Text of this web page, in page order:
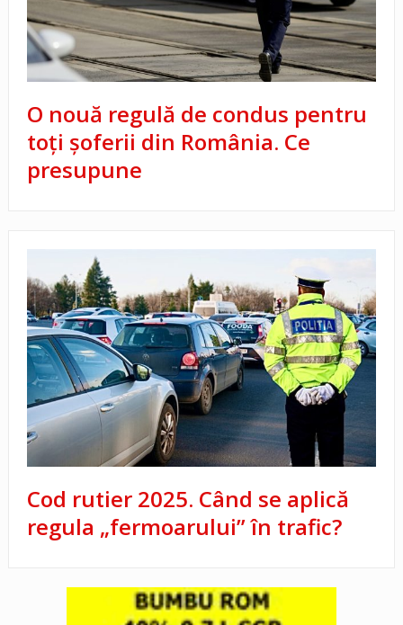
O nouă regulă de condus pentru
toți șoferii din România. Ce
presupune
Cod rutier 2025. Când se aplică
regula „fermoarului” în trafic?